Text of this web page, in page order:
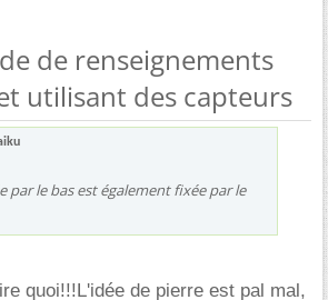
de renseignements
utilisant des capteurs
par le bas est également fixée par le
quoi!!!L'idée de pierre est pal mal,